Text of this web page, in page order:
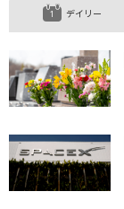
デイリー